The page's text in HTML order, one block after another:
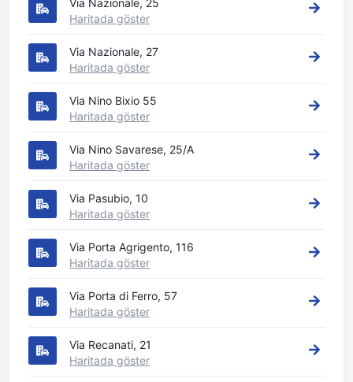
Via Nazionale, 25
Haritada göster
Via Nazionale, 27
Haritada göster
Via Nino Bixio 55
Haritada göster
Via Nino Savarese, 25/A
Haritada göster
Via Pasubio, 10
Haritada göster
Via Porta Agrigento, 116
Haritada göster
Via Porta di Ferro, 57
Haritada göster
Via Recanati, 21
Haritada göster